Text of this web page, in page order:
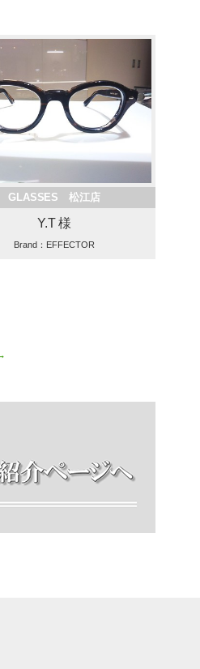
GLASSES 松江店
Y.T 様
Brand：EFFECTOR